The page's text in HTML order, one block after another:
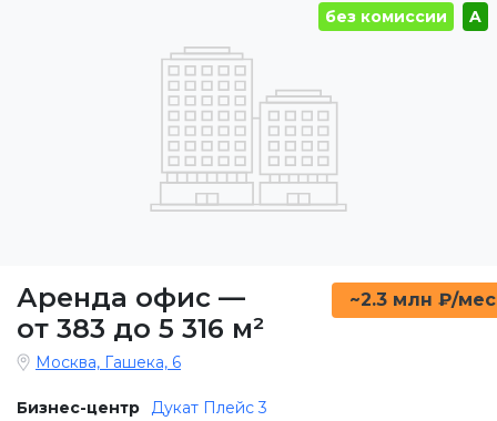
без комиссии A
Аренда офис —
от 383 до 5 316 м²
~2.3 млн ₽/мес
Москва, Гашека, 6
Бизнес-центр Дукат Плейс 3